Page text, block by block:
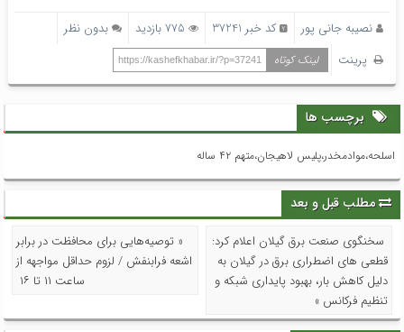
نصیبه جانی پور کد خبر 37241 775 بازدید
بدون نظر
پرینت
لینک کوتاه https://kashefkhabar.ir/?p=37241
برچسب ها
اسلحه،موادمخدر،پلیس لاهیجان،متهم ۴۲ ساله
مطلب قبل و بعد
سخنگوی صنعت برق گیلان اعلام کرد:
قطعی های اضطراری برق در گیلان به
دلیل کاهش بار، بهبود پایداری شبکه و
تنظیم فرکانس »
« توصیه‌هایی برای محافظت در برابر
اشعه فرابنفش / لزوم حداقل مواجهه از
ساعت ۱۱ تا ۱۶